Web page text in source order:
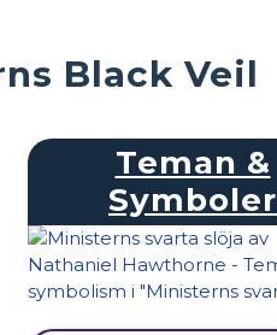
Black Veil
Teman &
Symboler